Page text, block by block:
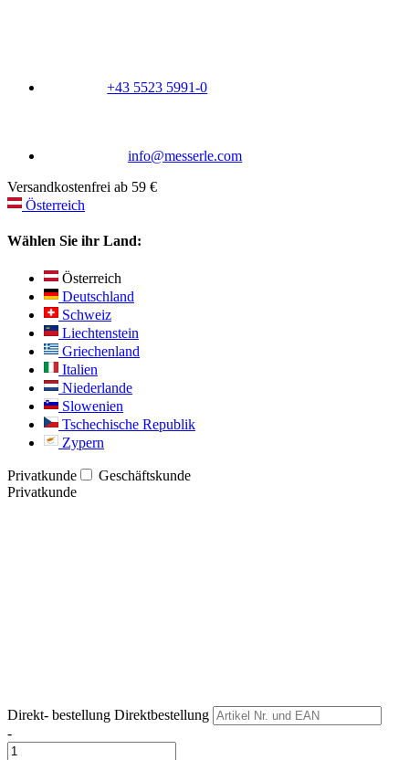
+43 5523 5991-0
info@messerle.com
Versandkostenfrei ab 59 €
Österreich
Wählen Sie ihr Land:
Österreich
Deutschland
Schweiz
Liechtenstein
Griechenland
Italien
Niederlande
Slowenien
Tschechische Republik
Zypern
Privatkunde
Geschäftskunde
Privatkunde
Direkt- bestellung Direktbestellung
-